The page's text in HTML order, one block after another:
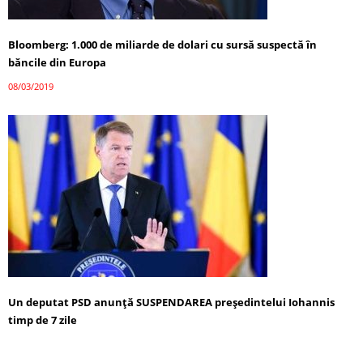
Bloomberg: 1.000 de miliarde de dolari cu sursă suspectă în
băncile din Europa
08/03/2019
Un deputat PSD anunţă SUSPENDAREA preşedintelui Iohannis
timp de 7 zile